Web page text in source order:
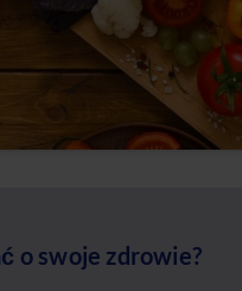
o swoje zdrowie?